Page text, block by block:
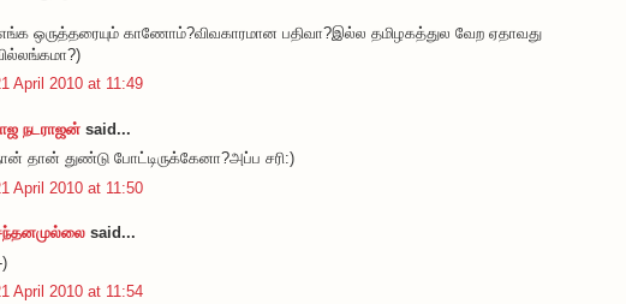
ஒருத்தரையும் காணோம்?விவகாரமான பதிவா?இல்ல தமிழகத்துல வேற ஏதாவது
April 2010 at 11:49
நடராஜன் said...
தான் துண்டு போட்டிருக்கேனா?அப்ப சரி:)
April 2010 at 11:50
said...
)
April 2010 at 11:54